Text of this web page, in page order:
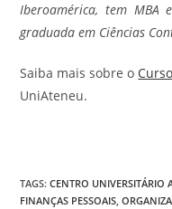
Iberoamérica, tem
graduada em Ciências
Saiba mais sobre o
UniAteneu.
TAGS:CENTRO UNIVERSITÁRIO
FINANÇAS PESSOAIS,